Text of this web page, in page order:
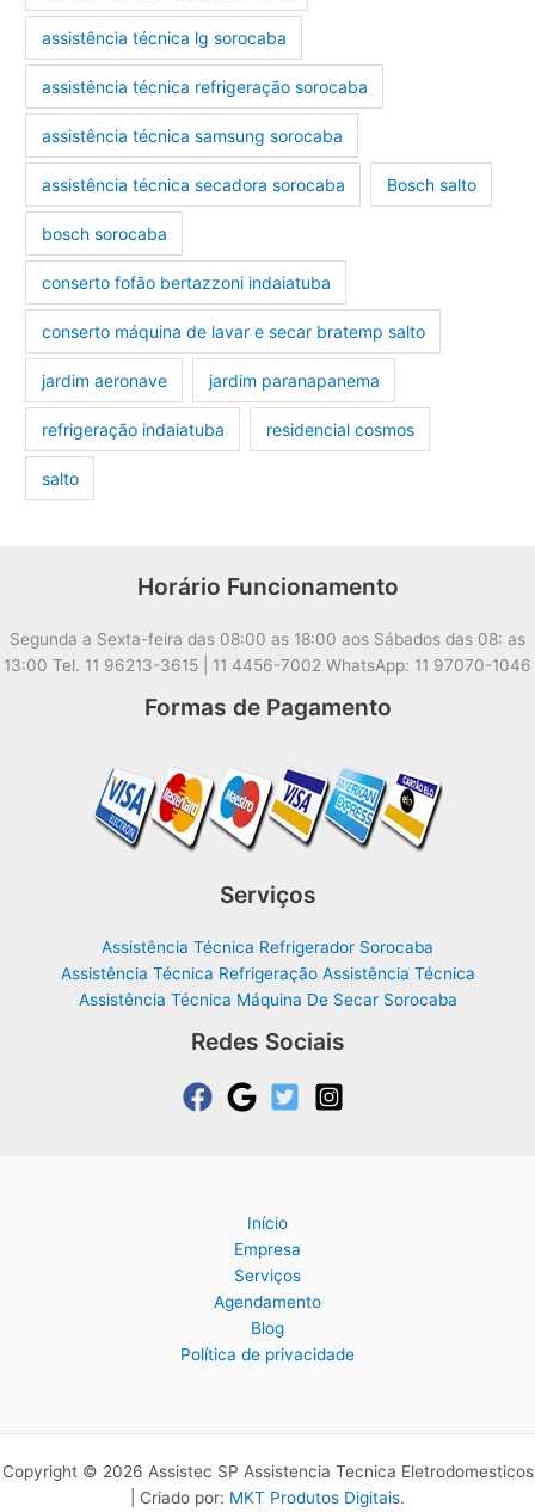
assistência técnica lg sorocaba
assistência técnica refrigeração sorocaba
assistência técnica samsung sorocaba
assistência técnica secadora sorocaba Bosch salto
bosch sorocaba
conserto fofão bertazzoni indaiatuba
conserto máquina de lavar e secar bratemp salto
jardim aeronave jardim paranapanema
refrigeração indaiatuba residencial cosmos
salto
Horário Funcionamento
Segunda a Sexta-feira das 08:00 as 18:00 aos Sábados das 08: as
13:00 Tel. 11 96213-3615 | 11 4456-7002 WhatsApp: 11 97070-1046
Formas de Pagamento
Serviços
Assistência Técnica Refrigerador Sorocaba
Assistência Técnica Refrigeração Assistência Técnica
Assistência Técnica Máquina De Secar Sorocaba
Redes Sociais
Início
Empresa
Serviços
Agendamento
Blog
Política de privacidade
Copyright © 2026 Assistec SP Assistencia Tecnica Eletrodomesticos
| Criado por: MKT Produtos Digitais.